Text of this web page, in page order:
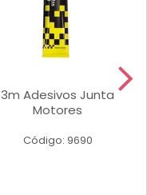
3m Adesivos Junta
Motores
Código: 9690